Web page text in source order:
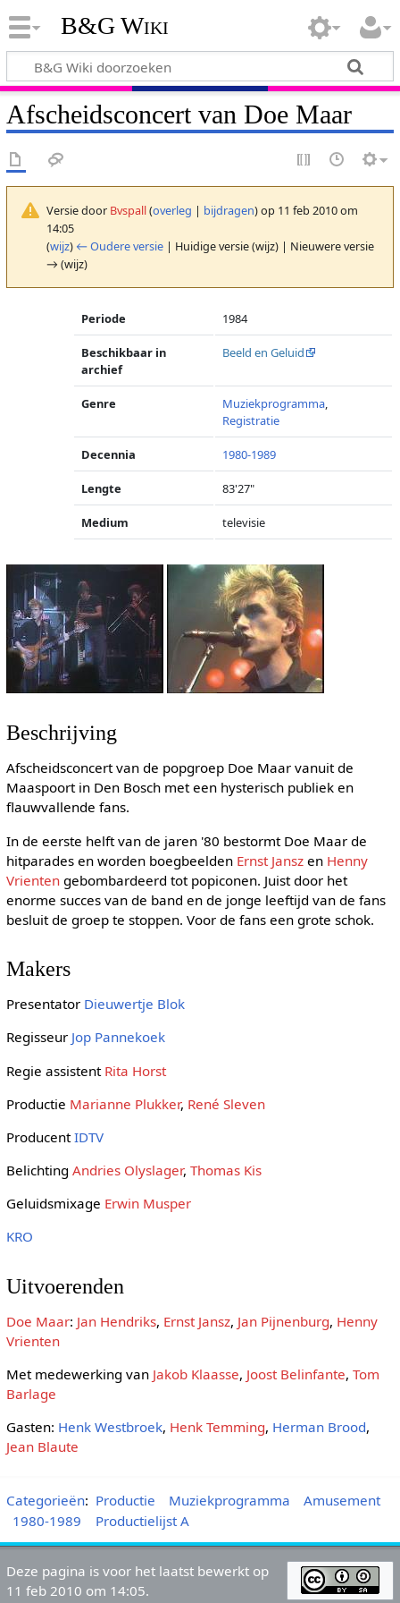
B&G Wiki
Afscheidsconcert van Doe Maar
Versie door Bvspall(overleg | bijdragen)op 11 feb 2010 om
14:05
(wijz) ← Oudere versie| Huidige versie (wijz) | Nieuwere versie
→ (wijz)
Periode 1984
Beschikbaar in
archief
Beeld en Geluid
Genre Muziekprogramma,
Registratie
Decennia 1980-1989
Lengte 83'27"
Medium televisie
Beschrijving
Afscheidsconcert van de popgroep Doe Maar vanuit de
Maaspoort in Den Bosch met een hysterisch publiek en
flauwvallende fans.
In de eerste helft van de jaren '80 bestormt Doe Maar de
hitparades en worden boegbeelden Ernst Janszen Henny
Vrientengebombardeerd tot popiconen. Juist door het
enorme succes van de band en de jonge leeftijd van de fans
besluit de groep te stoppen. Voor de fans een grote schok.
Makers
Presentator Dieuwertje Blok
Regisseur Jop Pannekoek
Regie assistent Rita Horst
Productie Marianne Plukker, René Sleven
ProducentIDTV
Belichting Andries Olyslager, Thomas Kis
Geluidsmixage Erwin Musper
KRO
Uitvoerenden
Doe Maar: Jan Hendriks, Ernst Jansz, Jan Pijnenburg, Henny
Vrienten
Met medewerking van Jakob Klaasse, Joost Belinfante, Tom
Barlage
Gasten: Henk Westbroek, Henk Temming, Herman Brood,
Jean Blaute
Categorieën: Productie Muziekprogramma
Amusement
1980-1989
Productielijst A
Deze pagina is voor het laatst bewerkt op
11 feb 2010 om 14:05.